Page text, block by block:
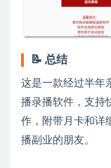
📝 总结
这是一款经过半年
播录播软件，支持
作，附带月卡和详
播副业的朋友。